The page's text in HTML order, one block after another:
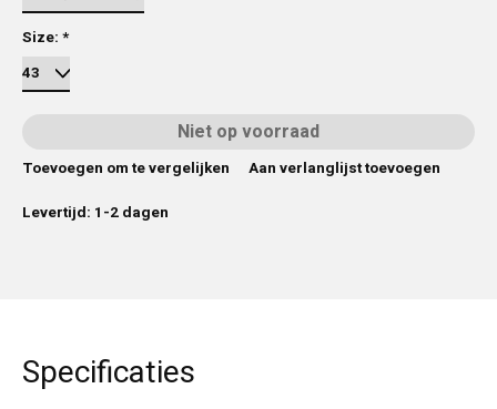
Size: *
Niet op voorraad
Toevoegen om te vergelijken
Aan verlanglijst toevoegen
Levertijd: 1-2 dagen
Specificaties